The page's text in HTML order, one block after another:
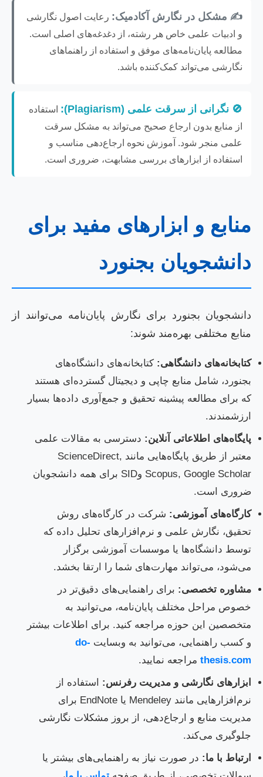
✍️ مشکل در نگارش آکادمیک: رعایت اصول نگارشی
و ادبیات علمی خاص هر رشته، از دغدغه‌های اصلی است.
مطالعه پایان‌نامه‌های موفق و استفاده از راهنماهای
نگارشی می‌تواند کمک‌کننده باشد.
🚫 نگرانی از سرقت علمی (Plagiarism):
استفاده
از منابع بدون ارجاع صحیح می‌تواند به مشکل سرقت
علمی منجر شود. آموزش نحوه ارجاع‌دهی مناسب و
استفاده از ابزارهای بررسی مشابهت، ضروری است.
منابع و ابزارهای مفید برای
دانشجویان بجنورد
دانشجویان بجنورد برای نگارش پایان‌نامه می‌توانند از
منابع مختلفی بهره‌مند شوند:
کتابخانه‌های دانشگاهی: کتابخانه‌های دانشگاه‌های
بجنورد، شامل منابع چاپی و دیجیتال گسترده‌ای هستند
که برای مطالعه پیشینه تحقیق و جمع‌آوری داده‌ها بسیار
ارزشمندند.
پایگاه‌های اطلاعاتی آنلاین: دسترسی به مقالات علمی
معتبر از طریق پایگاه‌هایی مانند ScienceDirect,
Scopus, Google Scholar وSID برای همه دانشجویان
ضروری است.
کارگاه‌های آموزشی: شرکت در کارگاه‌های روش
تحقیق، نگارش علمی و نرم‌افزارهای تحلیل داده که
توسط دانشگاه‌ها یا موسسات آموزشی برگزار
می‌شود، می‌تواند مهارت‌های شما را ارتقا بخشد.
مشاوره تخصصی: برای راهنمایی‌های دقیق‌تر در
خصوص مراحل مختلف پایان‌نامه، می‌توانید به
متخصصین این حوزه مراجعه کنید. برای اطلاعات بیشتر
و کسب راهنمایی، می‌توانید به وبسایت do-
thesis.com مراجعه نمایید.
ابزارهای نگارشی و مدیریت رفرنس: استفاده از
نرم‌افزارهایی مانند Mendeley یا EndNote برای
مدیریت منابع و ارجاع‌دهی، از بروز مشکلات نگارشی
جلوگیری می‌کند.
ارتباط با ما: در صورت نیاز به راهنمایی‌های بیشتر یا